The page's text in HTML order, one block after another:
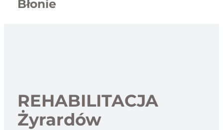
Błonie
REHABILITACJA
Żyrardów